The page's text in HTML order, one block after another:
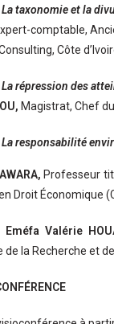
La taxonomie et la
comptable,
Côte
La répression des
Magistrat, Chef
La responsabilité
Professeur
Droit Économique
Eméfa Valérie
de la Recherche et